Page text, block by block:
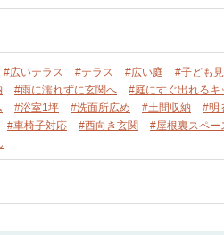
#広いテラス #テラス #広い庭
#子ども
#雨に濡れずに玄関へ #庭にすぐ出れるキ
#浴室1坪 #洗面所広め #土間収納
#明
#車椅子対応 #西向き玄関 #屋根裏スペー